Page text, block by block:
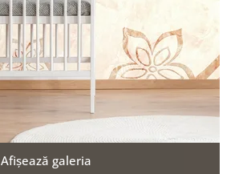
Afişează galeria